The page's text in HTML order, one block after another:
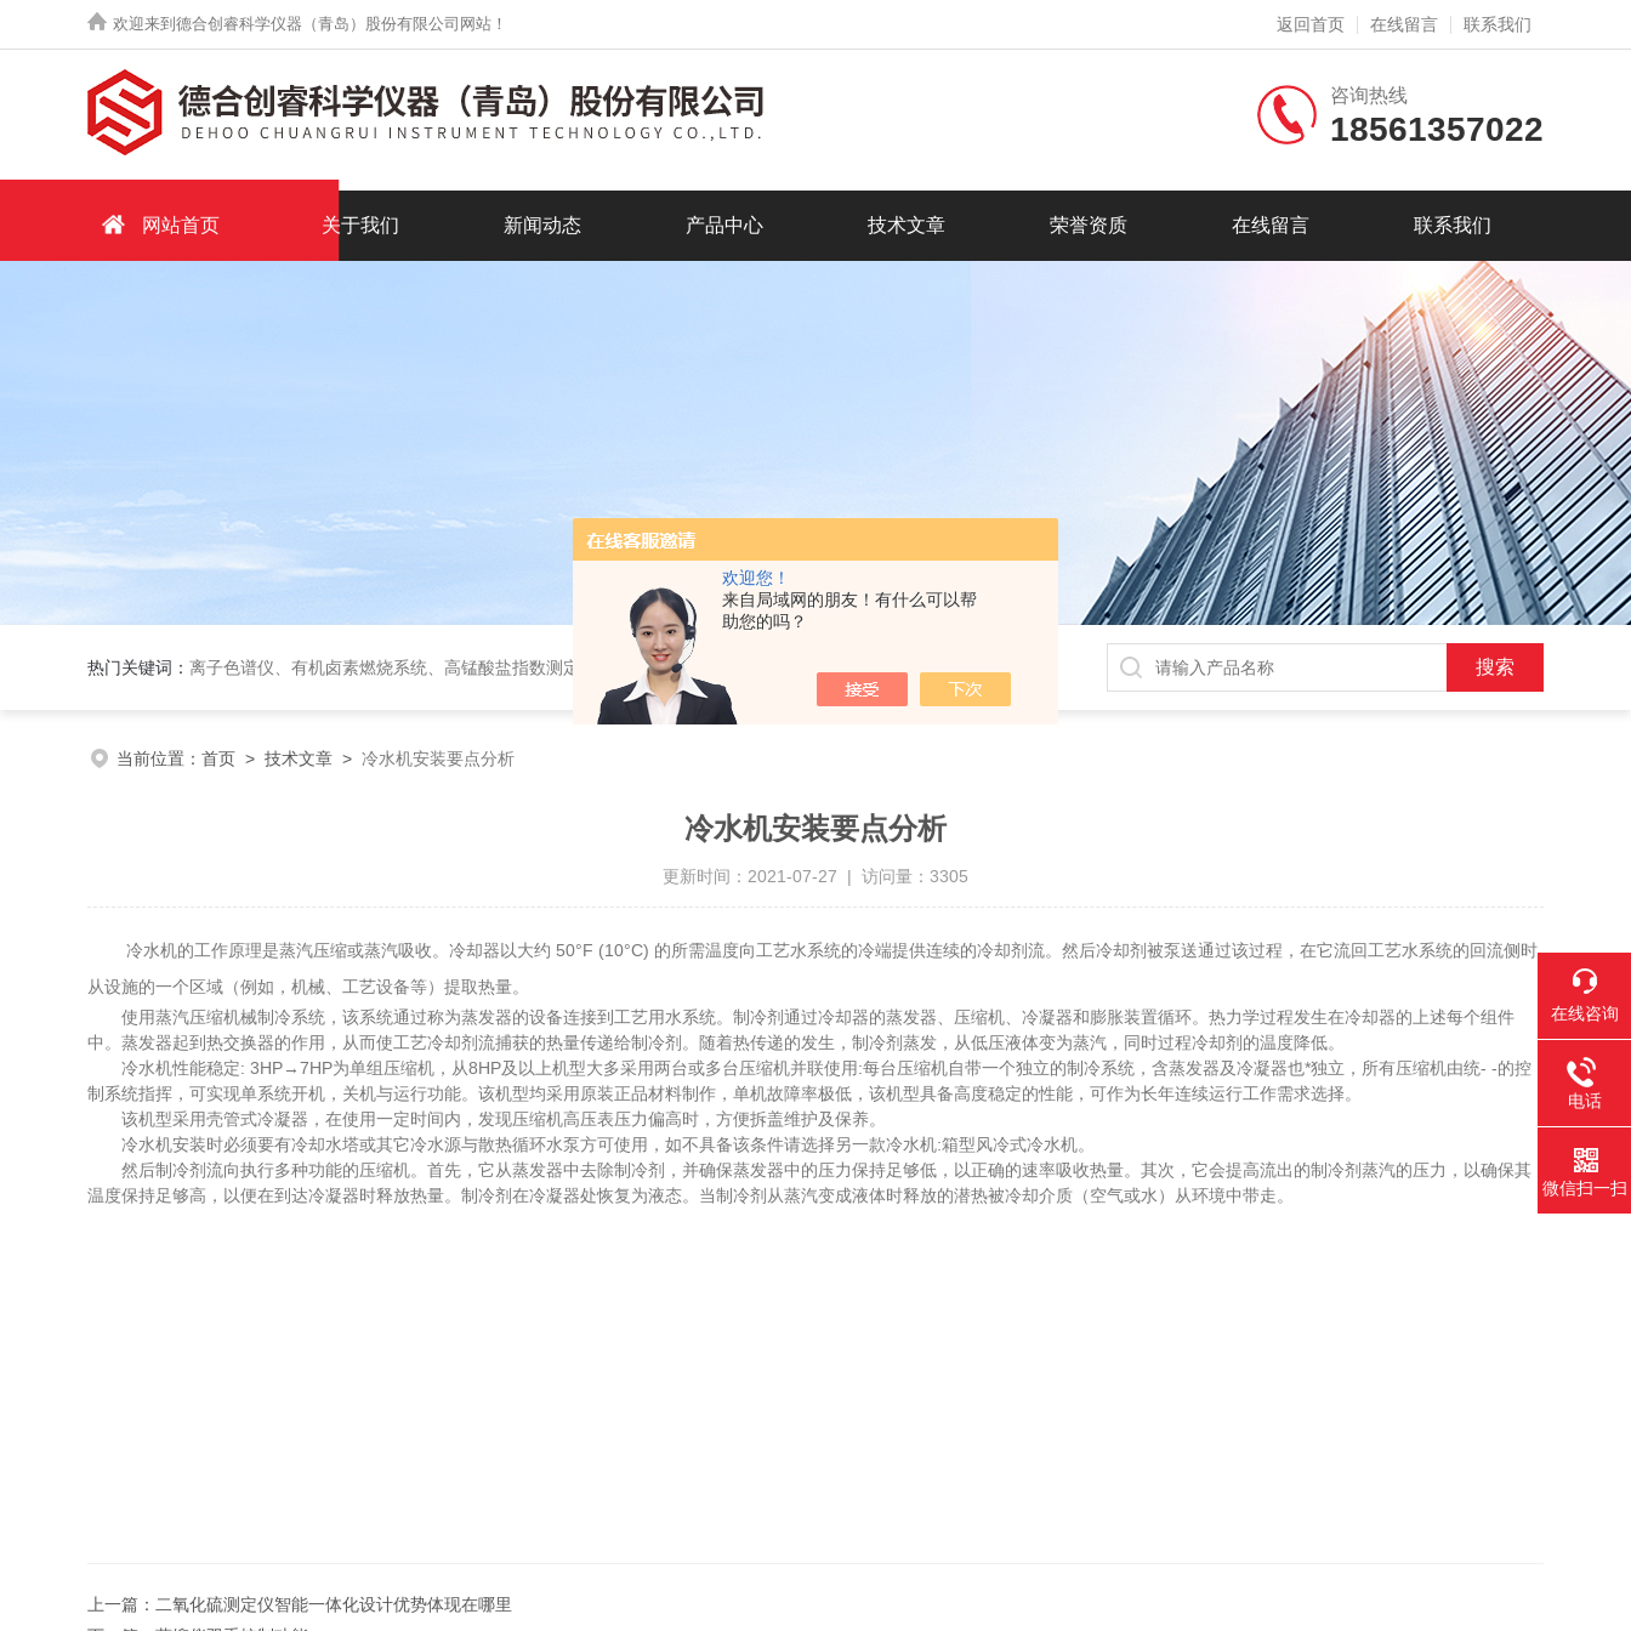
欢迎您！
来自局域网的朋友！有什么可以帮
助您的吗？
欢迎来到德合创睿科学仪器（青岛）股份有限公司网站！ 返回首页 在线留言 联系我们
咨询热线
18561357022
网站首页 关于我们 新闻动态 产品中心 技术文章 荣誉资质 在线留言 联系我们
热门关键词： 离子色谱仪、有机卤素燃烧系统、高锰酸盐指数测定仪、全自动COD检测仪、全自动二氧化硫检测仪、游离二氧化硅及智能一体化蒸馏仪、液液萃取仪、二氧化硫测定仪、放射性水样蒸发浓缩赶酸仪等多个系列自动化样品前处理仪器
当前位置： 首页 > 技术文章 > 冷水机安装要点分析
冷水机安装要点分析
更新时间：2021-07-27 | 访问量：3305
冷水机的工作原理是蒸汽压缩或蒸汽吸收。冷却器以大约 50°F (10°C) 的所需温度向工艺水系统的冷端提供连续的冷却剂流。然后冷却剂被泵送通过该过程，在它流回工艺水系统的回流侧时
从设施的一个区域（例如，机械、工艺设备等）提取热量。
使用蒸汽压缩机械制冷系统，该系统通过称为蒸发器的设备连接到工艺用水系统。制冷剂通过冷却器的蒸发器、压缩机、冷凝器和膨胀装置循环。热力学过程发生在冷却器的上述每个组件
中。蒸发器起到热交换器的作用，从而使工艺冷却剂流捕获的热量传递给制冷剂。随着热传递的发生，制冷剂蒸发，从低压液体变为蒸汽，同时过程冷却剂的温度降低。
冷水机性能稳定: 3HP→7HP为单组压缩机，从8HP及以上机型大多采用两台或多台压缩机并联使用:每台压缩机自带一个独立的制冷系统，含蒸发器及冷凝器也*独立，所有压缩机由统- -的控
制系统指挥，可实现单系统开机，关机与运行功能。该机型均采用原装正品材料制作，单机故障率极低，该机型具备高度稳定的性能，可作为长年连续运行工作需求选择。
该机型采用壳管式冷凝器，在使用一定时间内，发现压缩机高压表压力偏高时，方便拆盖维护及保养。
冷水机安装时必须要有冷却水塔或其它冷水源与散热循环水泵方可使用，如不具备该条件请选择另一款冷水机:箱型风冷式冷水机。
然后制冷剂流向执行多种功能的压缩机。首先，它从蒸发器中去除制冷剂，并确保蒸发器中的压力保持足够低，以正确的速率吸收热量。其次，它会提高流出的制冷剂蒸汽的压力，以确保其
温度保持足够高，以便在到达冷凝器时释放热量。制冷剂在冷凝器处恢复为液态。当制冷剂从蒸汽变成液体时释放的潜热被冷却介质（空气或水）从环境中带走。
上一篇： 二氧化硫测定仪智能一体化设计优势体现在哪里
在线咨询
电话
微信扫一扫